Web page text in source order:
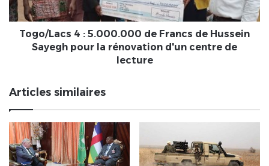
Hussein
Sayegh
pour
de
lecture
Togo/Lacs 4 : 5.000.000 de Francs de Hussein
Sayegh pour la rénovation d'un centre de
lecture
Articles similaires